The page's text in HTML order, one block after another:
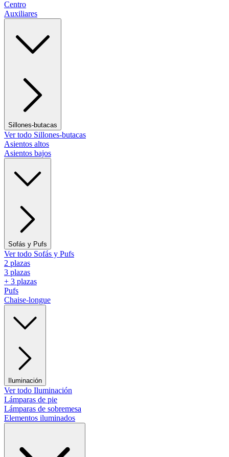
Centro
Auxiliares
Sillones-butacas
Ver todo Sillones-butacas
Asientos altos
Asientos bajos
Sofás y Pufs
Ver todo Sofás y Pufs
2 plazas
3 plazas
+ 3 plazas
Pufs
Chaise-longue
Iluminación
Ver todo Iluminación
Lámparas de pie
Lámparas de sobremesa
Elementos iluminados